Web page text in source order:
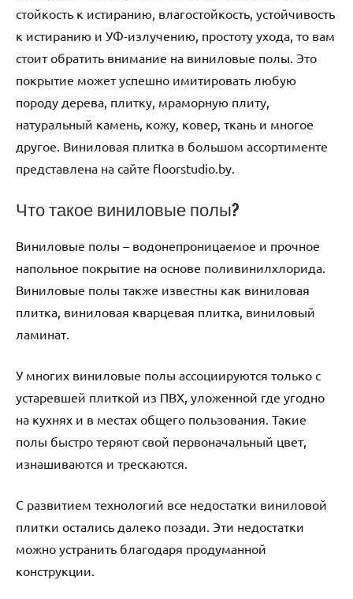
стойкость к истиранию, влагостойкость, устойчивость
к истиранию и УФ-излучению, простоту ухода, то вам
стоит обратить внимание на виниловые полы. Это
покрытие может успешно имитировать любую
породу дерева, плитку, мраморную плиту,
натуральный камень, кожу, ковер, ткань и многое
другое. Виниловая плитка в большом ассортименте
представлена на сайте floorstudio.by.
Что такое виниловые полы?
Виниловые полы – водонепроницаемое и прочное
напольное покрытие на основе поливинилхлорида.
Виниловые полы также известны как виниловая
плитка, виниловая кварцевая плитка, виниловый
ламинат.
У многих виниловые полы ассоциируются только с
устаревшей плиткой из ПВХ, уложенной где угодно
на кухнях и в местах общего пользования. Такие
полы быстро теряют свой первоначальный цвет,
изнашиваются и трескаются.
С развитием технологий все недостатки виниловой
плитки остались далеко позади. Эти недостатки
можно устранить благодаря продуманной
конструкции.